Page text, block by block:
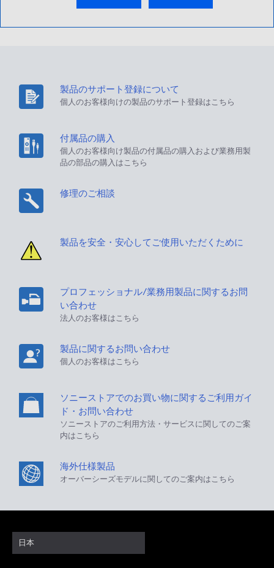
製品のサポート登録について
個人のお客様向けの製品のサポート登録はこちら
付属品の購入
個人のお客様向け製品の付属品の購入および業務用製
品の部品の購入はこちら
修理のご相談
製品を安全・安心してご使用いただくために
プロフェッショナル/業務用製品に関するお問
い合わせ
法人のお客様はこちら
製品に関するお問い合わせ
個人のお客様はこちら
ソニーストアでのお買い物に関するご利用ガイ
ド・お問い合わせ
ソニーストアのご利用方法・サービスに関してのご案
内はこちら
海外仕様製品
オーバーシーズモデルに関してのご案内はこちら
日本